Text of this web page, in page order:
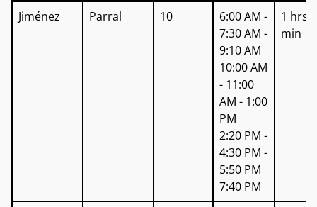
Salida Llegada
Número
de
Horarios
de
Salida
del
Jiménez Parral 10
6:00 AM -
7:30 AM -
9:10 AM
10:00 AM
- 11:00
AM - 1:00
PM
2:20 PM -
4:30 PM -
5:50 PM
7:40 PM
1 hrs
min